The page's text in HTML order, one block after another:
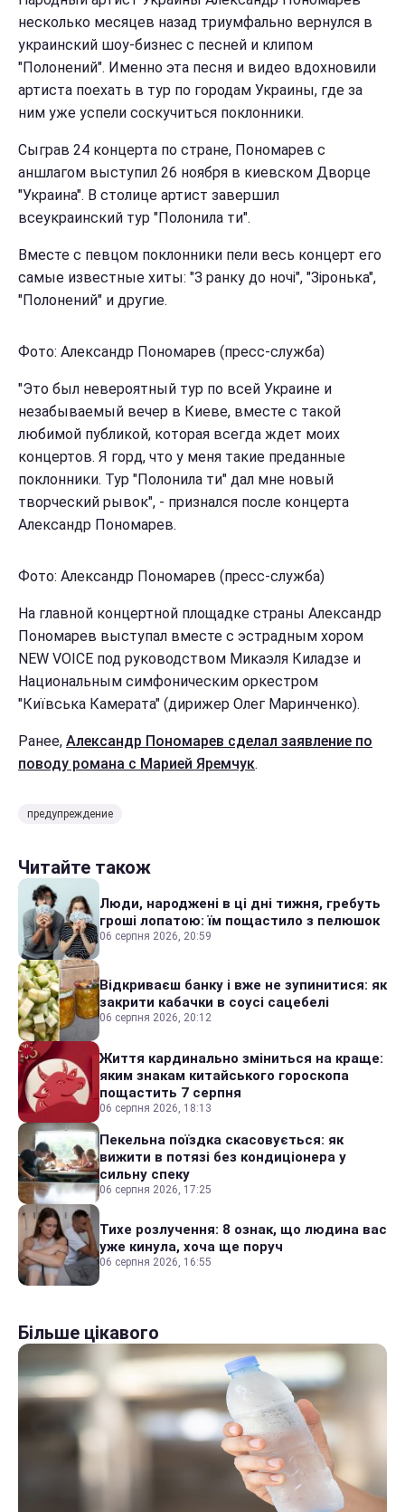
несколько месяцев назад триумфально вернулся в
украинский шоу-бизнес с песней и клипом
"Полонений". Именно эта песня и видео вдохновили
артиста поехать в тур по городам Украины, где за
ним уже успели соскучиться поклонники.
Сыграв 24 концерта по стране, Пономарев с
аншлагом выступил 26 ноября в киевском Дворце
"Украина". В столице артист завершил
всеукраинский тур "Полонила ти".
Вместе с певцом поклонники пели весь концерт его
самые известные хиты: "З ранку до ночі", "Зіронька",
"Полонений" и другие.
Фото: Александр Пономарев (пресс-служба)
"Это был невероятный тур по всей Украине и
незабываемый вечер в Киеве, вместе с такой
любимой публикой, которая всегда ждет моих
концертов. Я горд, что у меня такие преданные
поклонники. Тур "Полонила ти" дал мне новый
творческий рывок", - признался после концерта
Александр Пономарев.
Фото: Александр Пономарев (пресс-служба)
На главной концертной площадке страны Александр
Пономарев выступал вместе с эстрадным хором
NEW VOICE под руководством Микаэля Киладзе и
Национальным симфоническим оркестром
"Київська Камерата" (дирижер Олег Маринченко).
Ранее, Александр Пономарев сделал заявление по
поводу романа с Марией Яремчук.
предупреждение
Читайте також
Люди, народжені в ці дні тижня, гребуть
гроші лопатою: їм пощастило з пелюшок
06 серпня 2026, 20:59
Відкриваєш банку і вже не зупинитися: як
закрити кабачки в соусі сацебелі
06 серпня 2026, 20:12
Життя кардинально зміниться на краще:
яким знакам китайського гороскопа
пощастить 7 серпня
06 серпня 2026, 18:13
Пекельна поїздка скасовується: як
вижити в потязі без кондиціонера у
сильну спеку
06 серпня 2026, 17:25
Тихе розлучення: 8 ознак, що людина вас
уже кинула, хоча ще поруч
06 серпня 2026, 16:55
Більше цікавого